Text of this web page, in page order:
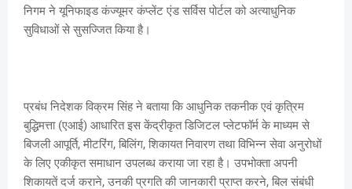
निगम ने यूनिफाइड कंज्यूमर कंप्लेंट एंड सर्विस पोर्टल को अत्याधुनिक
सुविधाओं से सुसज्जित किया है।
प्रबंध निदेशक विक्रम सिंह ने बताया कि आधुनिक तकनीक एवं कृत्रिम
बुद्धिमत्ता (एआई) आधारित इस केंद्रीकृत डिजिटल प्लेटफॉर्म के माध्यम से
बिजली आपूर्ति, मीटरिंग, बिलिंग, शिकायत निवारण तथा विभिन्न सेवा अनुरोधों
के लिए एकीकृत समाधान उपलब्ध कराया जा रहा है। उपभोक्ता अपनी
शिकायतें दर्ज कराने, उनकी प्रगति की जानकारी प्राप्त करने, बिल संबंधी